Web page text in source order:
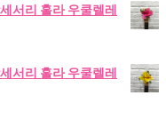
서리 훌라 우쿨렐레
서리 훌라 우쿨렐레